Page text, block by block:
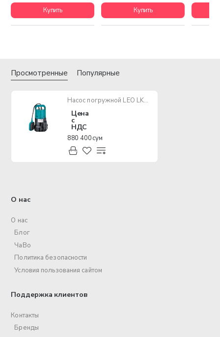
Купить Купить
Просмотренные Популярные
Насос погружной LEO LKS-1000P 1000W
Цена
с
НДС
880 400 сум
О нас
О нас
Блог
ЧаВо
Политика безопасности
Условия пользования сайтом
Поддержка клиентов
Контакты
Бренды